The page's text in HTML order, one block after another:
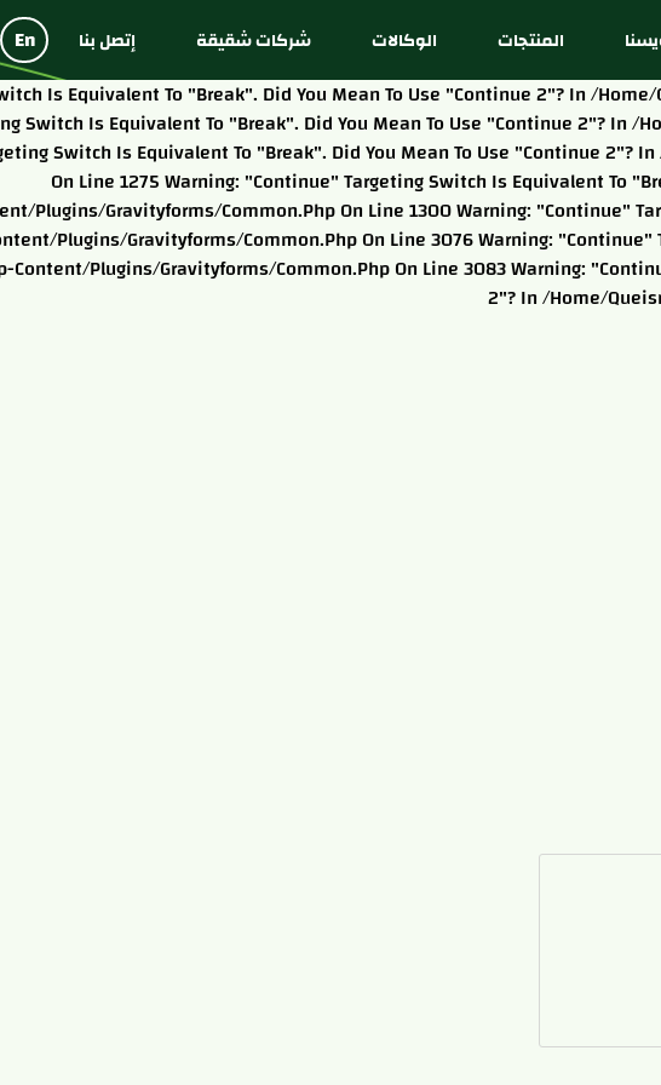
Is Equivalent To "break". Did You Mean To Use "continue 2"? In /
Switch Is Equivalent To "break". Did You Mean To Use "continue 2"?
Switch Is Equivalent To "break". Did You Mean To Use "continue
On Line 1275 Warning: "continue" Targeting Switch Is Equivalent To
plugins/gravityforms/common.php On Line 1300 Warning: "continue"
plugins/gravityforms/common.php On Line 3076 Warning: "continue"
plugins/gravityforms/common.php On Line 3083 Warning:
2"? In /home/
En المنتجات الوكالات شركات شقيقة إتصل بنا